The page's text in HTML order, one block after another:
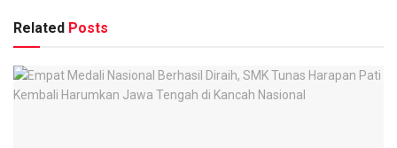
Related Posts